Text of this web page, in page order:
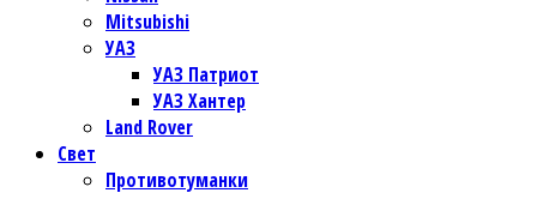
Mitsubishi
УАЗ
УАЗ Патриот
УАЗ Хантер
Land Rover
Свет
Противотуманки